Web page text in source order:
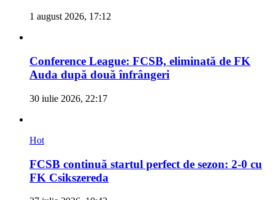
1 august 2026, 17:12
Conference League: FCSB, eliminată de FK
Auda după două înfrângeri
30 iulie 2026, 22:17
Hot
FCSB continuă startul perfect de sezon: 2-0 cu
FK Csikszereda